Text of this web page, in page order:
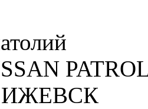
ИЖЕВСК